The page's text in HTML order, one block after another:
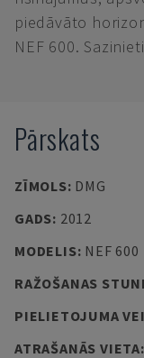
piedāvāto
NEF 600.
Pārskats
ZĪMOLS: DMG
GADS: 2012
MODELIS: NEF 600
RAŽOŠANAS
PIELIETOJUMA
ATRAŠANĀS VIETA: